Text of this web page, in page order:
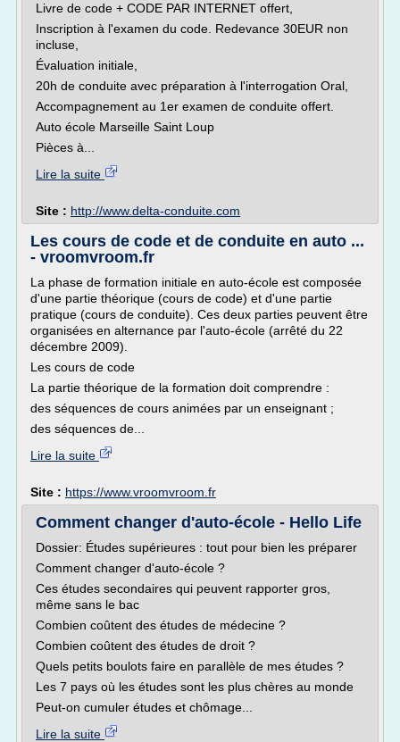
Livre de code + CODE PAR INTERNET offert,
Inscription à l'examen du code. Redevance 30EUR non
incluse,
Évaluation initiale,
20h de conduite avec préparation à l'interrogation Oral,
Accompagnement au 1er examen de conduite offert.
Auto école Marseille Saint Loup
Pièces à...
Lire la suite
Site : http://www.delta-conduite.com
Les cours de code et de conduite en auto ...
- vroomvroom.fr
La phase de formation initiale en auto-école est composée
d'une partie théorique (cours de code) et d'une partie
pratique (cours de conduite). Ces deux parties peuvent être
organisées en alternance par l'auto-école (arrêté du 22
décembre 2009).
Les cours de code
La partie théorique de la formation doit comprendre :
des séquences de cours animées par un enseignant ;
des séquences de...
Lire la suite
Site : https://www.vroomvroom.fr
Comment changer d'auto-école - Hello Life
Dossier: Études supérieures : tout pour bien les préparer
Comment changer d'auto-école ?
Ces études secondaires qui peuvent rapporter gros,
même sans le bac
Combien coûtent des études de médecine ?
Combien coûtent des études de droit ?
Quels petits boulots faire en parallèle de mes études ?
Les 7 pays où les études sont les plus chères au monde
Peut-on cumuler études et chômage...
Lire la suite